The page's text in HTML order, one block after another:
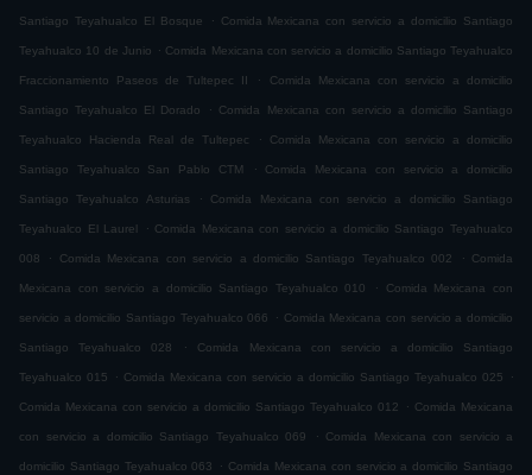
Santiago Teyahualco El Bosque . Comida Mexicana con servicio a domicilio Santiago
Teyahualco 10 de Junio . Comida Mexicana con servicio a domicilio Santiago Teyahualco
Fraccionamiento Paseos de Tultepec II . Comida Mexicana con servicio a domicilio
Santiago Teyahualco El Dorado . Comida Mexicana con servicio a domicilio Santiago
Teyahualco Hacienda Real de Tultepec . Comida Mexicana con servicio a domicilio
Santiago Teyahualco San Pablo CTM . Comida Mexicana con servicio a domicilio
Santiago Teyahualco Asturias . Comida Mexicana con servicio a domicilio Santiago
Teyahualco El Laurel . Comida Mexicana con servicio a domicilio Santiago Teyahualco
008 . Comida Mexicana con servicio a domicilio Santiago Teyahualco 002 . Comida
Mexicana con servicio a domicilio Santiago Teyahualco 010 . Comida Mexicana con
servicio a domicilio Santiago Teyahualco 066 . Comida Mexicana con servicio a domicilio
Santiago Teyahualco 028 . Comida Mexicana con servicio a domicilio Santiago
Teyahualco 015 . Comida Mexicana con servicio a domicilio Santiago Teyahualco 025 .
Comida Mexicana con servicio a domicilio Santiago Teyahualco 012 . Comida Mexicana
con servicio a domicilio Santiago Teyahualco 069 . Comida Mexicana con servicio a
domicilio Santiago Teyahualco 063 . Comida Mexicana con servicio a domicilio Santiago